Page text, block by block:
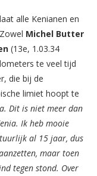
alle Kenianen en
Michel Butter
(13e, 1.03.34
te veel tijd
die bij de
limiet hoopt te
Dit is niet meer dan
Ik heb mooie
al 15 jaar, dus
maar toen
tegen stond. Over